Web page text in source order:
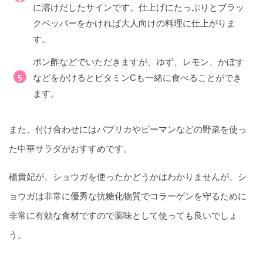
に溶けだしたサインです。仕上げにたっぷりとブラッ
クペッパーをかければ大人向けの料理に仕上がりま
す。
ポン酢などでいただきますが、ゆず、レモン、かぼす
などをかけるとビタミンCも一緒に食べることができ
ます。
また、付け合わせにはパプリカやピーマンなどの野菜を使っ
た中華サラダがおすすめです。
楊貴妃が、ショウガを使ったかどうかはわかりませんが、シ
ョウガは非常に優秀な抗糖化物質でコラーゲンを守るために
非常に有効な食材ですので薬味として使っても良いでしょ
う。